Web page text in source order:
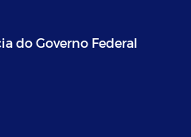
do Governo Federal